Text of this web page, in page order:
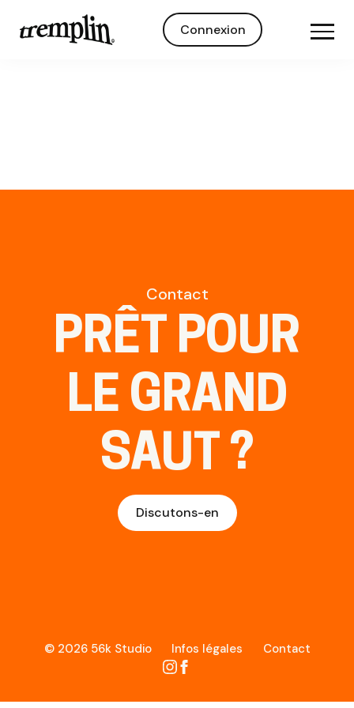
Connexion
Contact
PRÊT POUR
LE GRAND
SAUT ?
Discutons-en
© 2026 56k Studio Infos légales Contact